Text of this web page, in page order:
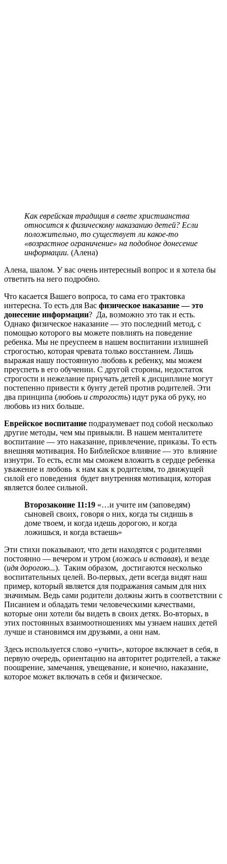
Как еврейская традиция в свете христианства
относится к физическому наказанию детей? Если
положительно, то существует ли какое-то
«возрастное ограничение» на подобное донесение
информации. (Алена)
Алена, шалом. У вас очень интересный вопрос и я хотела бы
ответить на него подробно.
Что касается Вашего вопроса, то сама его трактовка
интересна. То есть для Вас физическое наказание — это
донесение информации? Да, возможно это так и есть.
Однако физическое наказание — это последний метод, с
помощью которого вы можете повлиять на поведение
ребенка. Мы не преуспеем в нашем воспитании излишней
строгостью, которая чревата только восстанием. Лишь
выражая нашу постоянную любовь к ребенку, мы можем
преуспеть в его обучении. С другой стороны, недостаток
строгости и нежелание приучать детей к дисциплине могут
постепенно привести к бунту детей против родителей. Эти
два принципа (любовь и строгость) идут рука об руку, но
любовь из них больше.
Еврейское воспитание подразумевает под собой несколько
другие методы, чем мы привыкли. В нашем менталитете
воспитание — это наказание, привлечение, приказы. То есть
внешняя мотивация. Но Библейское влияние — это влияние
изнутри. То есть, если мы сможем вложить в сердце ребенка
уважение и любовь к нам как к родителям, то движущей
силой его поведения будет внутренняя мотивация, которая
является более сильной.
Второзаконие 11:19 «…и учите им (заповедям)
сыновей своих, говоря о них, когда ты сидишь в
доме твоем, и когда идешь дорогою, и когда
ложишься, и когда встаешь»
Эти стихи показывают, что дети находятся с родителями
постоянно — вечером и утром (ложась и вставая), и везде
(идя дорогою...). Таким образом, достигаются несколько
воспитательных целей. Во-первых, дети всегда видят наш
пример, который является для подражания самым для них
значимым. Ведь сами родители должны жить в соответствии с
Писанием и обладать теми человеческими качествами,
которые они хотели бы видеть в своих детях. Во-вторых, в
этих постоянных взаимоотношениях мы узнаем наших детей
лучше и становимся им друзьями, а они нам.
Здесь используется слово «учить», которое включает в себя, в
первую очередь, ориентацию на авторитет родителей, а также
поощрение, замечания, увещевание, и конечно, наказание,
которое может включать в себя и физическое.